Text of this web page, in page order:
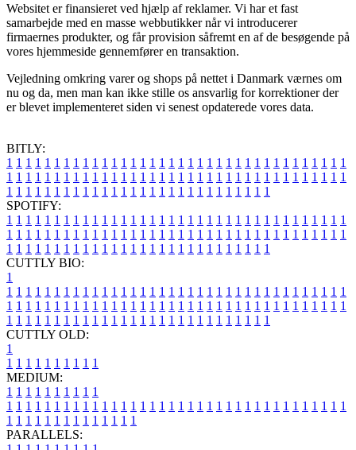
Websitet er finansieret ved hjælp af reklamer. Vi har et fast
samarbejde med en masse webbutikker når vi introducerer
firmaernes produkter, og får provision såfremt en af de besøgende på
vores hjemmeside gennemfører en transaktion.
Vejledning omkring varer og shops på nettet i Danmark værnes om
nu og da, men man kan ikke stille os ansvarlig for korrektioner der
er blevet implementeret siden vi senest opdaterede vores data.
BITLY:
1 1 1 1 1 1 1 1 1 1 1 1 1 1 1 1 1 1 1 1 1 1 1 1 1 1 1 1 1 1 1 1 1 1 1 1
1 1 1 1 1 1 1 1 1 1 1 1 1 1 1 1 1 1 1 1 1 1 1 1 1 1 1 1 1 1 1 1 1 1 1 1
1 1 1 1 1 1 1 1 1 1 1 1 1 1 1 1 1 1 1 1 1 1 1 1 1 1 1 1
SPOTIFY:
1 1 1 1 1 1 1 1 1 1 1 1 1 1 1 1 1 1 1 1 1 1 1 1 1 1 1 1 1 1 1 1 1 1 1 1
1 1 1 1 1 1 1 1 1 1 1 1 1 1 1 1 1 1 1 1 1 1 1 1 1 1 1 1 1 1 1 1 1 1 1 1
1 1 1 1 1 1 1 1 1 1 1 1 1 1 1 1 1 1 1 1 1 1 1 1 1 1 1 1
CUTTLY BIO:
1
1 1 1 1 1 1 1 1 1 1 1 1 1 1 1 1 1 1 1 1 1 1 1 1 1 1 1 1 1 1 1 1 1 1 1 1
1 1 1 1 1 1 1 1 1 1 1 1 1 1 1 1 1 1 1 1 1 1 1 1 1 1 1 1 1 1 1 1 1 1 1 1
1 1 1 1 1 1 1 1 1 1 1 1 1 1 1 1 1 1 1 1 1 1 1 1 1 1 1 1
CUTTLY OLD:
1
1 1 1 1 1 1 1 1 1 1
MEDIUM:
1 1 1 1 1 1 1 1 1 1
1 1 1 1 1 1 1 1 1 1 1 1 1 1 1 1 1 1 1 1 1 1 1 1 1 1 1 1 1 1 1 1 1 1 1 1
1 1 1 1 1 1 1 1 1 1 1 1 1 1
PARALLELS: